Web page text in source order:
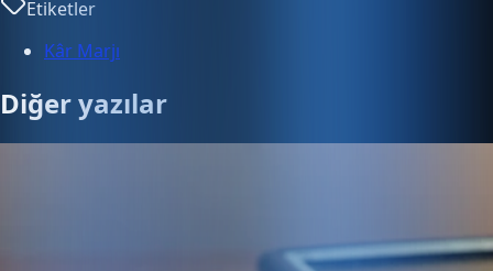
Etiketler
Kâr Marjı
Diğer yazılar